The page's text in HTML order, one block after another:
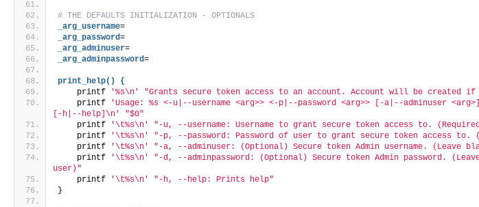
# THE DEFAULTS INITIALIZATION - OPTIONALS
_arg_username=
_arg_password=
_arg_adminuser=
_arg_adminpassword=
print_help() {
    printf
'%s\n'
"Grants secure token access to an account. Account will be
    printf
'Usage: %s <-u|--username <arg>> <-p|--password <arg>> [-a|--adminuser
[-h|--help]\n'
"$0"
    printf
'\t%s\n'
"-u, --username: Username to grant secure token access to.
    printf
'\t%s\n'
"-p, --password: Password of user to grant secure token access to.
    printf
'\t%s\n'
"-a, --adminuser: (Optional) Secure token Admin username. (Leave
    printf
'\t%s\n'
"-d, --adminpassword: (Optional) Secure token Admin password.
user)"
    printf
'\t%s\n'
"-h, --help: Prints help"
}